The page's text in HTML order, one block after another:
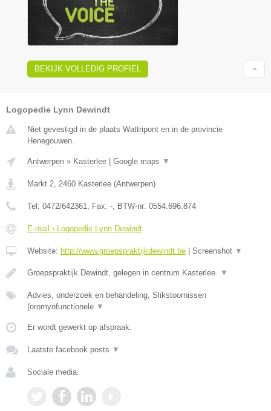
BEKIJK VOLLEDIG PROFIEL
Logopedie Lynn Dewindt
Niet gevestigd in de plaats Wattripont en in de provincie
Henegouwen.
Antwerpen » Kasterlee Google maps ▼
Markt 2, 2460 Kasterlee (Antwerpen)
Tel: 0472/642361, Fax: -, BTW-nr: 0554.696.874
E-mail › Logopedie Lynn Dewindt
Website: http://www.groepspraktijkdewindt.be Screenshot ▼
Groepspraktijk Dewindt, gelegen in centrum Kasterlee. ▼
Advies, onderzoek en behandeling, Slikstoornissen
(oromyofunctionele ▼
Er wordt gewerkt op afspraak.
Laatste facebook posts ▼
Sociale media: